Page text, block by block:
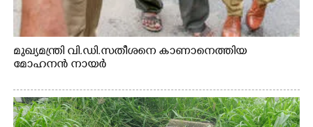
മുഖ്യമന്ത്രി വി.ഡി.സതീശനെ കാണാനെത്തിയ
മോഹനൻ നായർ